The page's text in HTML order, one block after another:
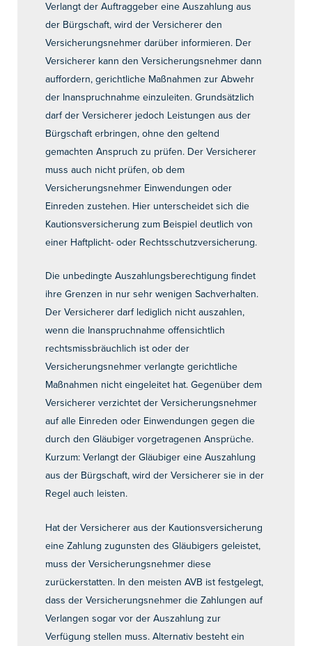
Verlangt der Auftraggeber eine Auszahlung aus
der Bürgschaft, wird der Versicherer den
Versicherungsnehmer darüber informieren. Der
Versicherer kann den Versicherungsnehmer dann
auffordern, gerichtliche Maßnahmen zur Abwehr
der Inanspruchnahme einzuleiten. Grundsätzlich
darf der Versicherer jedoch Leistungen aus der
Bürgschaft erbringen, ohne den geltend
gemachten Anspruch zu prüfen. Der Versicherer
muss auch nicht prüfen, ob dem
Versicherungsnehmer Einwendungen oder
Einreden zustehen. Hier unterscheidet sich die
Kautionsversicherung zum Beispiel deutlich von
einer Haftplicht- oder Rechtsschutzversicherung.
Die unbedingte Auszahlungsberechtigung findet
ihre Grenzen in nur sehr wenigen Sachverhalten.
Der Versicherer darf lediglich nicht auszahlen,
wenn die Inanspruchnahme offensichtlich
rechtsmissbräuchlich ist oder der
Versicherungsnehmer verlangte gerichtliche
Maßnahmen nicht eingeleitet hat. Gegenüber dem
Versicherer verzichtet der Versicherungsnehmer
auf alle Einreden oder Einwendungen gegen die
durch den Gläubiger vorgetragenen Ansprüche.
Kurzum: Verlangt der Gläubiger eine Auszahlung
aus der Bürgschaft, wird der Versicherer sie in der
Regel auch leisten.
Hat der Versicherer aus der Kautionsversicherung
eine Zahlung zugunsten des Gläubigers geleistet,
muss der Versicherungsnehmer diese
zurückerstatten. In den meisten AVB ist festgelegt,
dass der Versicherungsnehmer die Zahlungen auf
Verlangen sogar vor der Auszahlung zur
Verfügung stellen muss. Alternativ besteht ein